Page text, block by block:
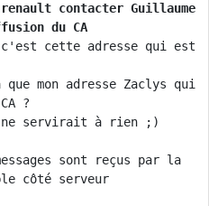
renault contacter Guillaume
du CA
cette adresse qui est
mon adresse Zaclys qui
sont reçus par la